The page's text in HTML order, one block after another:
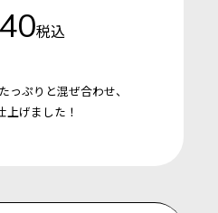
税込
たっぷりと混ぜ合わせ、
上げました！